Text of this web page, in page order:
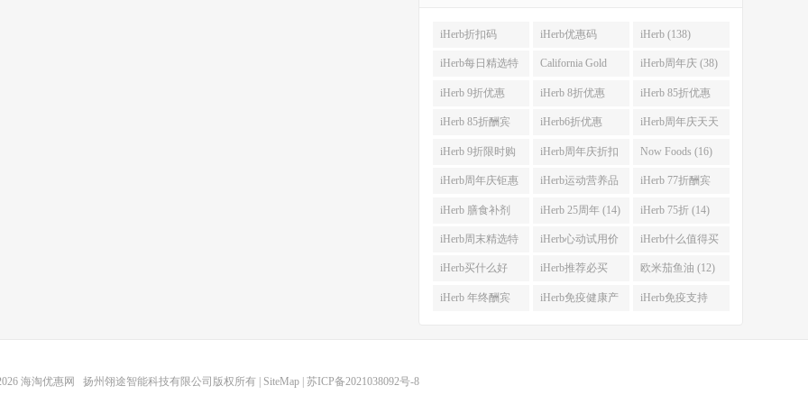
iHerb折扣码
(341)
iHerb优惠码
(282)
iHerb (138)
iHerb每日精选特
惠 (53)
California Gold
Nutrition(CGN)
(42)
iHerb周年庆 (38)
iHerb 9折优惠
(38)
iHerb 8折优惠
(37)
iHerb 85折优惠
(27)
iHerb 85折酬宾
(23)
iHerb6折优惠
(23)
iHerb周年庆天天
大酬宾 (22)
iHerb 9折限时购
(21)
iHerb周年庆折扣
码 (17)
Now Foods (16)
iHerb周年庆钜惠
(15)
iHerb运动营养品
(14)
iHerb 77折酬宾
(14)
iHerb 膳食补剂
(14)
iHerb 25周年 (14) iHerb 75折 (14)
iHerb周末精选特
惠 (13)
iHerb心动试用价
(13)
iHerb什么值得买
(12)
iHerb买什么好
(12)
iHerb推荐必买
(12)
欧米茄鱼油 (12)
iHerb 年终酬宾 iHerb免疫健康产 iHerb免疫支持
海淘优惠网 扬州翎途智能科技有限公司版权所有 | SiteMap| 苏ICP备2021038092号-8